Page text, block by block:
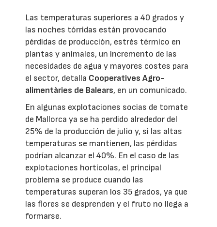
Las temperaturas superiores a 40 grados y
las noches tórridas están provocando
pérdidas de producción, estrés térmico en
plantas y animales, un incremento de las
necesidades de agua y mayores costes para
el sector, detalla Cooperatives Agro-
alimentàries de Balears, en un comunicado.
En algunas explotaciones socias de tomate
de Mallorca ya se ha perdido alrededor del
25% de la producción de julio y, si las altas
temperaturas se mantienen, las pérdidas
podrían alcanzar el 40%. En el caso de las
explotaciones hortícolas, el principal
problema se produce cuando las
temperaturas superan los 35 grados, ya que
las flores se desprenden y el fruto no llega a
formarse.